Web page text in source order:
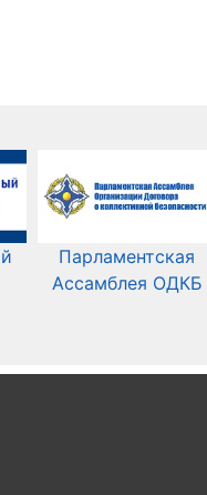
Парламентская
Ассамблея ОДКБ